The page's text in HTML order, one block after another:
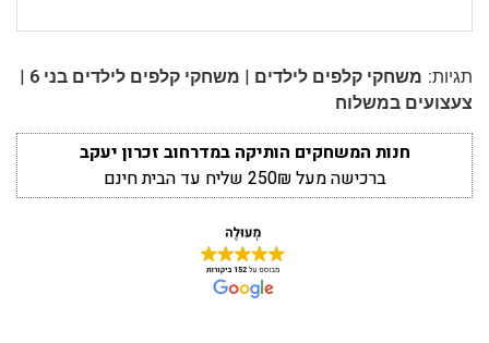
תגיות: משחקי קלפים לילדים | משחקי קלפים לילדים בני 6 |
צעצועים במשלוח
חנות המשחקים הותיקה במדרחוב זכרון יעקב
ברכישה מעל 250₪ שליח עד הבית חינם